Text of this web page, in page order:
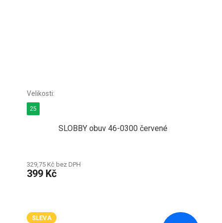
SLOBBY obuv 46-0300 červené
329,75 Kč bez DPH
399 Kč
25
SLEVA